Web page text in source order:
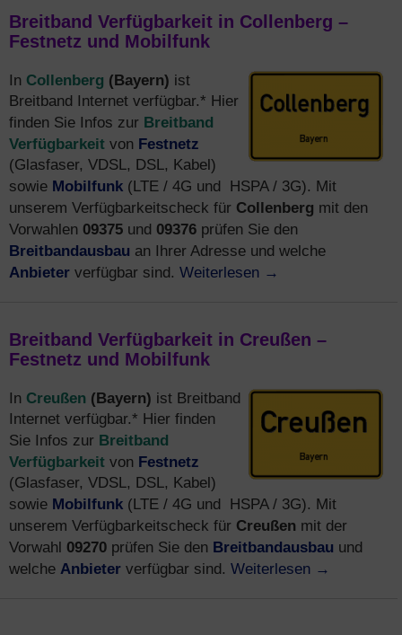
Breitband Verfügbarkeit in Collenberg –
Festnetz und Mobilfunk
In Collenberg (Bayern) ist
Breitband Internet verfügbar.* Hier
finden Sie Infos zur Breitband
Verfügbarkeit von Festnetz
(Glasfaser, VDSL, DSL, Kabel)
sowie Mobilfunk (LTE / 4G und HSPA / 3G). Mit
unserem Verfügbarkeitscheck für Collenberg mit den
Vorwahlen 09375 und 09376 prüfen Sie den
Breitbandausbau an Ihrer Adresse und welche
Anbieter verfügbar sind. Weiterlesen →
Breitband Verfügbarkeit in Creußen –
Festnetz und Mobilfunk
In Creußen (Bayern) ist Breitband
Internet verfügbar.* Hier finden
Sie Infos zur Breitband
Verfügbarkeit von Festnetz
(Glasfaser, VDSL, DSL, Kabel)
sowie Mobilfunk (LTE / 4G und HSPA / 3G). Mit
unserem Verfügbarkeitscheck für Creußen mit der
Vorwahl 09270 prüfen Sie den Breitbandausbau und
welche Anbieter verfügbar sind. Weiterlesen →